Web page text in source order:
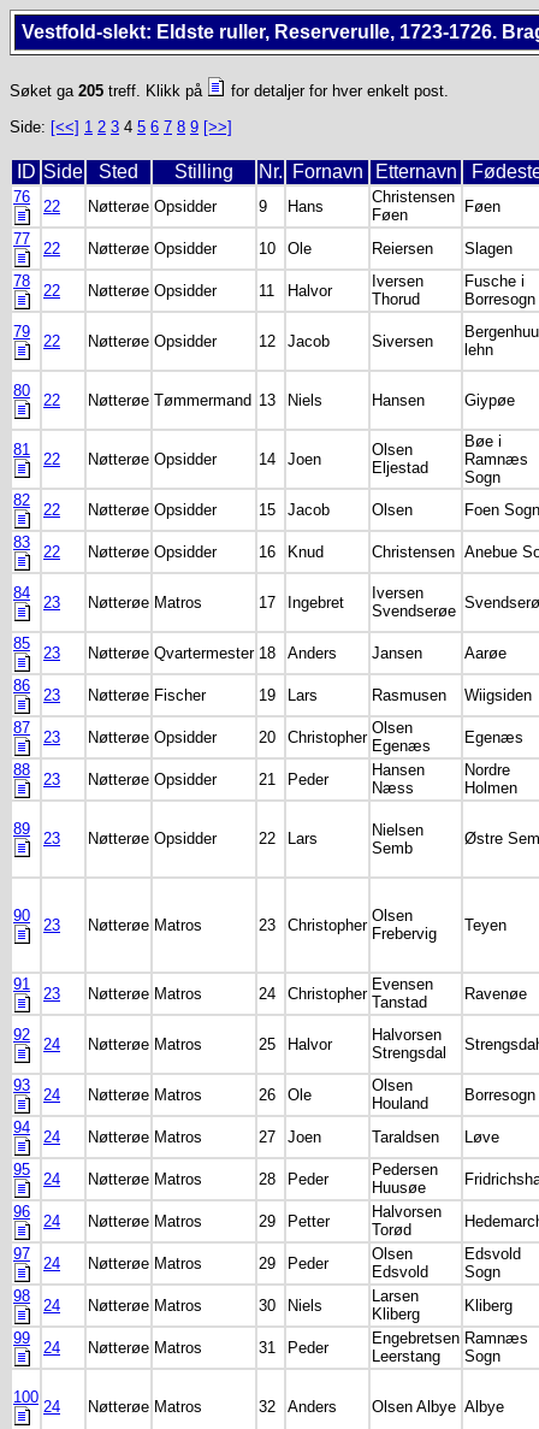
Vestfold-slekt: Eldste ruller, Reserverulle, 1723-1726.
Søket ga 205 treff. Klikk på
for detaljer for hver enkelt post.
Side: [<<] 1 2 3 4 5 6 7 8 9 [>>]
ID Side Sted Stilling Nr. Fornavn Etternavn
76
22 Nøtterøe Opsidder 9 Hans
Christensen
Føen
Føen
77
22 Nøtterøe Opsidder 10 Ole Reiersen
Slagen
78
22 Nøtterøe Opsidder 11 Halvor
Iversen
Thorud
Fusche i
Borresogn
79
22 Nøtterøe Opsidder 12 Jacob Siversen
lehn
80
22 Nøtterøe Tømmermand 13 Niels Hansen Giypøe
81
22 Nøtterøe Opsidder 14 Joen
Olsen
Eljestad
Bøe i
Ramnæs
Sogn
82
22 Nøtterøe Opsidder 15 Jacob Olsen
Foen Sogn
83
22 Nøtterøe Opsidder 16 Knud Christensen Anebue
84
23 Nøtterøe Matros 17 Ingebret
Iversen
Svendserøe
85
23 Nøtterøe Qvartermester 18 Anders Jansen
Aarøe
86
23 Nøtterøe Fischer 19 Lars Rasmusen
Wiigsiden
87
23 Nøtterøe Opsidder 20 Christopher
Olsen
Egenæs
Egenæs
88
23 Nøtterøe Opsidder 21 Peder
Hansen
Næss
Nordre
Holmen
89
23 Nøtterøe Opsidder 22 Lars
Nielsen
Semb
Østre
90
23 Nøtterøe Matros 23 Christopher
Olsen
Frebervig
Teyen
91
23 Nøtterøe Matros 24 Christopher
Evensen
Tanstad
Ravenøe
92
24 Nøtterøe Matros 25 Halvor
Halvorsen
Strengsdal
93
24 Nøtterøe Matros 26 Ole
Olsen
Houland
Borresogn
94
24 Nøtterøe Matros 27 Joen Taraldsen
Løve
95
24 Nøtterøe Matros 28 Peder
Pedersen
Huusøe
96
24 Nøtterøe Matros 29 Petter
Halvorsen
Torød
97
24 Nøtterøe Matros 29 Peder
Olsen
Edsvold
Edsvold
Sogn
98
24 Nøtterøe Matros 30 Niels
Larsen
Kliberg
Kliberg
99
24 Nøtterøe Matros 31 Peder
Engebretsen
Leerstang
Ramnæs
Sogn
100
24 Nøtterøe Matros 32 Anders Olsen Albye Albye